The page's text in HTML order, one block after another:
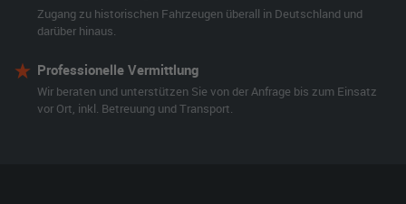
Zugang zu historischen Fahrzeugen überall in Deutschland und
darüber hinaus.
Professionelle Vermittlung
Wir beraten und unterstützen Sie von der Anfrage bis zum Einsatz
vor Ort, inkl. Betreuung und Transport.